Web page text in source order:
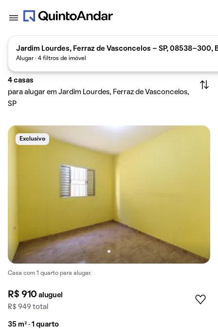
Jardim Lourdes, Ferraz de Vasconcelos - SP, 08538-300,
Alugar · 4 filtros de imóvel
4 casas
para alugar em Jardim Lourdes, Ferraz de Vasconcelos,
SP
Exclusivo
Casa com 1 quarto para alugar.
R$ 910aluguel
R$ 949 total
35 m² · 1 quarto